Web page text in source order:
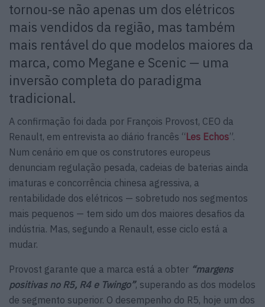
tornou‑se não apenas um dos elétricos
mais vendidos da região, mas também
mais rentável do que modelos maiores da
marca, como Megane e Scenic — uma
inversão completa do paradigma
tradicional.
A confirmação foi dada por François Provost, CEO da
Renault, em entrevista ao diário francês “ Les Echos”.
Num cenário em que os construtores europeus
denunciam regulação pesada, cadeias de baterias ainda
imaturas e concorrência chinesa agressiva, a
rentabilidade dos elétricos — sobretudo nos segmentos
mais pequenos — tem sido um dos maiores desafios da
indústria. Mas, segundo a Renault, esse ciclo está a
mudar.
Provost garante que a marca está a obter “margens
positivas no R5, R4 e Twingo”, superando as dos modelos
de segmento superior. O desempenho do R5, hoje um dos